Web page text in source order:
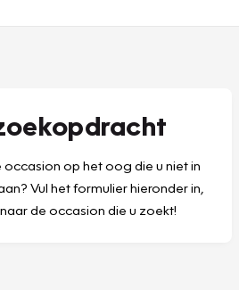
op het oog die u niet in
Vul het formulier hieronder in,
de occasion die u zoekt!